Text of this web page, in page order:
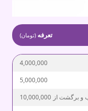
تعرفه (تومان)
4,000,000
5,000,000
و برگشت از 10,000,000